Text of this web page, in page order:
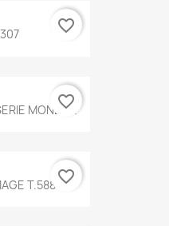
favorite_border
MONET...
favorite_border
T.588 favorite_border